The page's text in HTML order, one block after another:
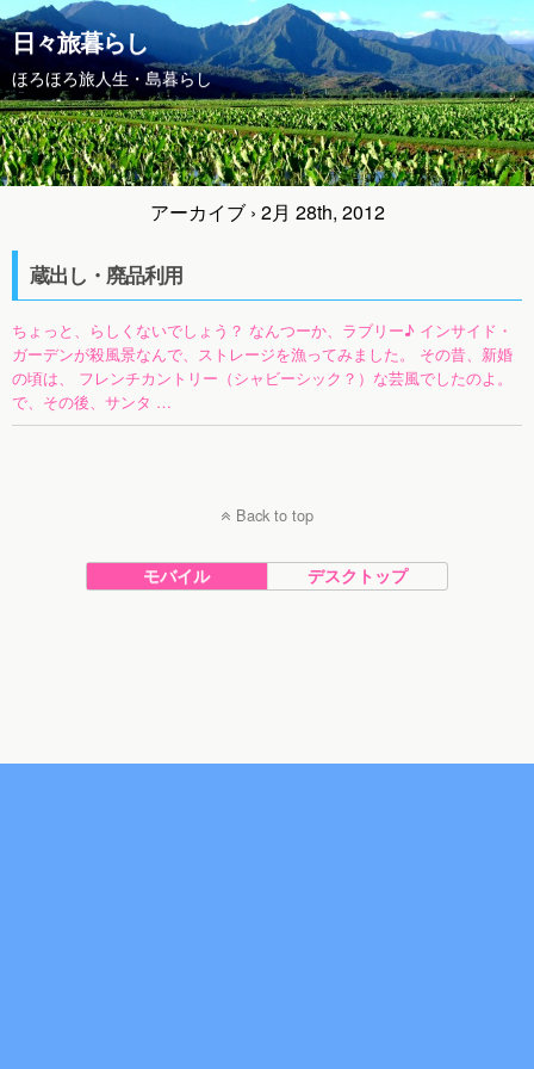
日々旅暮らし
ほろほろ旅人生・島暮らし
アーカイブ › 2月 28th, 2012
蔵出し・廃品利用
ちょっと、らしくないでしょう？ なんつーか、ラブリー♪ インサイド・
ガーデンが殺風景なんで、ストレージを漁ってみました。 その昔、新婚
の頃は、 フレンチカントリー（シャビーシック？）な芸風でしたのよ。
で、その後、サンタ …
Back to top
モバイル デスクトップ